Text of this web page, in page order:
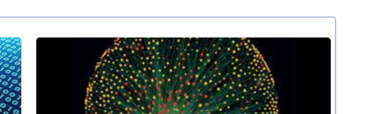
Изображение курса" Случайные графы